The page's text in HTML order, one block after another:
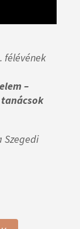
félévének
–
Szegedi